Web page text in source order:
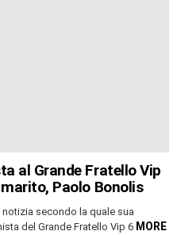
al Grande Fratello Vip
Paolo Bonolis
secondo la quale sua
del Grande Fratello Vip 6 MORE